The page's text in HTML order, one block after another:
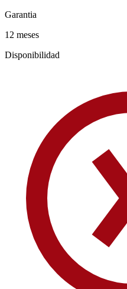
Garantia
12 meses
Disponibilidad